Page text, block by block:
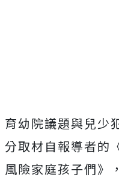
育幼院議題與兒少
分取材自報導者的
風險家庭孩子們》